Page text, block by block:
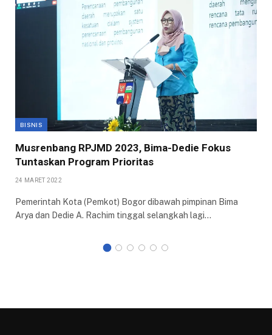
BISNIS
Musrenbang RPJMD 2023, Bima-Dedie Fokus
Tuntaskan Program Prioritas
24 MARET 2022
Pemerintah Kota (Pemkot) Bogor dibawah pimpinan Bima
Arya dan Dedie A. Rachim tinggal selangkah lagi…